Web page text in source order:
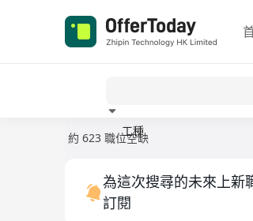
工種
約 623 職位空缺
為這次搜尋的未來上新
訂閱